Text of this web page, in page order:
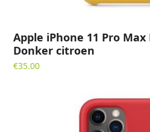
Apple iPhone 11 Pro
Donker citroen
€35.00